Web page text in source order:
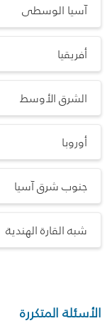
آسيا الوسطى
أفريقيا
الشرق الأوسط
أوروبا
جنوب شرق آسيا
شبه القارة الهندية
الأسئلة المتكررة